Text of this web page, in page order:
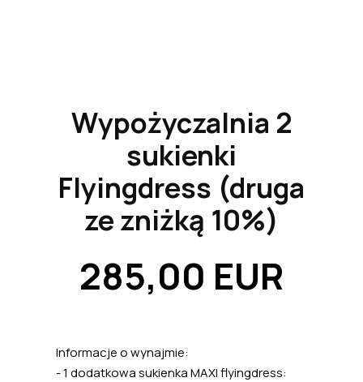
Informacje o wynajmie:
- 1 dodatkowa sukienka MAXI flyingdress:
285,00 EUR
Wypożyczalnia 2
sukienki
Flyingdress (druga
ze zniżką 10%)